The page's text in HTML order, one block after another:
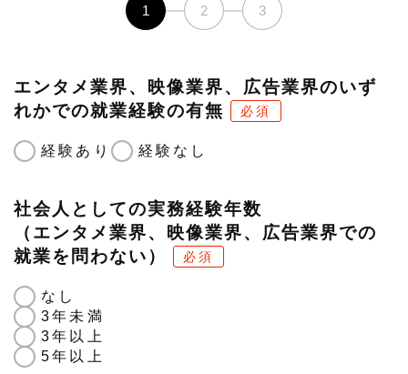
1 2 3
エンタメ業界、映像業界、広告業界のいず
れかでの就業経験の有無
必須
経験あり 経験なし
社会人としての実務経験年数
（エンタメ業界、映像業界、広告業界での
就業を問わない）
必須
なし
3年未満
3年以上
5年以上